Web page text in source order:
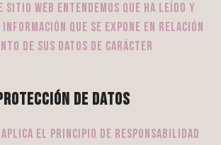
web entendemos que ha leído y
que se expone en relación
de sus datos de carácter
de datos
el principio de responsabilidad